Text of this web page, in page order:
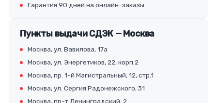
Гарантия 90 дней на онлайн-заказы
Пункты выдачи СДЭК — Москва
Москва, ул. Вавилова, 17а
Москва, ул. Энергетиков, 22, корп.2
Москва, пр. 1-й Магистральный, 12, стр.1
Москва, ул. Сергия Радонежского, 31
Москва, пр-т Ленинградский, 2